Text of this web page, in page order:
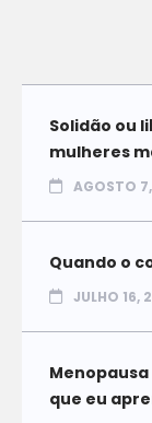
Solidão ou
mulheres
AGOSTO
Quando o
JULHO 16,
que eu